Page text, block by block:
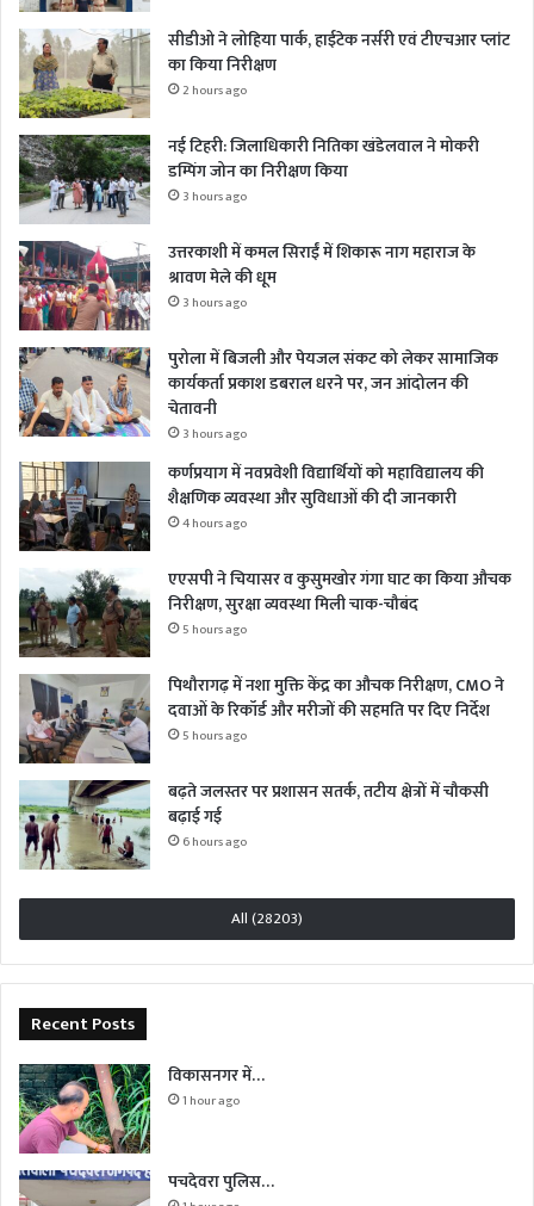
सीडीओ ने लोहिया पार्क, हाईटेक नर्सरी एवं टीएचआर प्लांट
का किया निरीक्षण
2 hours ago
नई टिहरी: जिलाधिकारी नितिका खंडेलवाल ने मोकरी
डम्पिंग जोन का निरीक्षण किया
3 hours ago
उत्तरकाशी में कमल सिराईं में शिकारू नाग महाराज के
श्रावण मेले की धूम
3 hours ago
पुरोला में बिजली और पेयजल संकट को लेकर सामाजिक
कार्यकर्ता प्रकाश डबराल धरने पर, जन आंदोलन की
चेतावनी
3 hours ago
कर्णप्रयाग में नवप्रवेशी विद्यार्थियों को महाविद्यालय की
शैक्षणिक व्यवस्था और सुविधाओं की दी जानकारी
4 hours ago
एएसपी ने चियासर व कुसुमखोर गंगा घाट का किया औचक
निरीक्षण, सुरक्षा व्यवस्था मिली चाक-चौबंद
5 hours ago
पिथौरागढ़ में नशा मुक्ति केंद्र का औचक निरीक्षण, CMO ने
दवाओं के रिकॉर्ड और मरीजों की सहमति पर दिए निर्देश
5 hours ago
बढ़ते जलस्तर पर प्रशासन सतर्क, तटीय क्षेत्रों में चौकसी
बढ़ाई गई
6 hours ago
All (28203)
Recent Posts
विकासनगर में…
1 hour ago
पचदेवरा पुलिस…